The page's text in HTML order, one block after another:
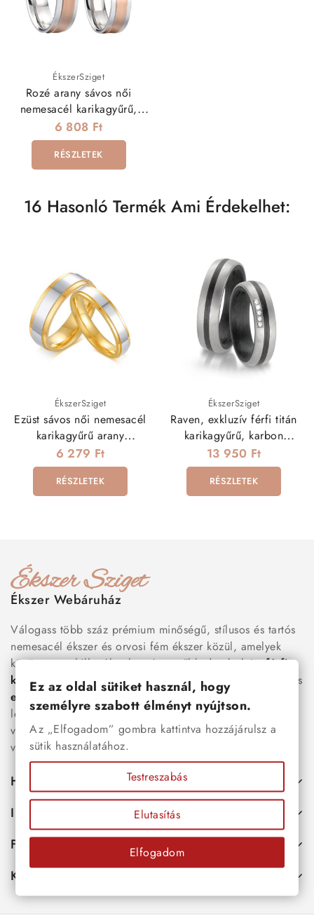
ÉkszerSziget
Rozé arany sávos női
nemesacél karikagyűrű,
cirkónia kővel
6 808 Ft
RÉSZLETEK
16 Hasonló Termék Ami Érdekelhet:
ÉkszerSziget
Ezüst sávos női nemesacél
karikagyűrű arany
bevonattal
6 279 Ft
RÉSZLETEK
ÉkszerSziget
Raven, exkluzív férfi titán
karikagyűrű, karbon
betéttel
13 950 Ft
RÉSZLETEK
Ékszer Webáruház
Válogass több száz prémium minőségű, stílusos és tartós
nemesacél ékszer és orvosi fém ékszer közül, amelyek
között megtalálhatók a legnépszerűbb darabok is:férfi
karkötők
, női nyakláncok , karikagyűrűk
és
esküvői kiegészítőkegyaránt. Webáruházunkban a
legújabb trendeket követő, mégis időtálló ékszerek közül
választhatsz – legyen szó ajándékról, mindennapi
viseletről vagy különleges alkalmakról.
Hasznos
Információk
Fiókod
Kapcsolat
Ez az oldal sütiket használ, hogy
személyre szabott élményt nyújtson.
Az „Elfogadom” gombra kattintva hozzájárulsz a
sütik használatához.
Testreszabás
Elutasítás
Elfogadom